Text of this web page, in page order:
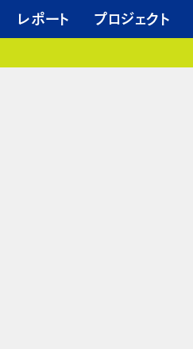
レポート プロジェクト